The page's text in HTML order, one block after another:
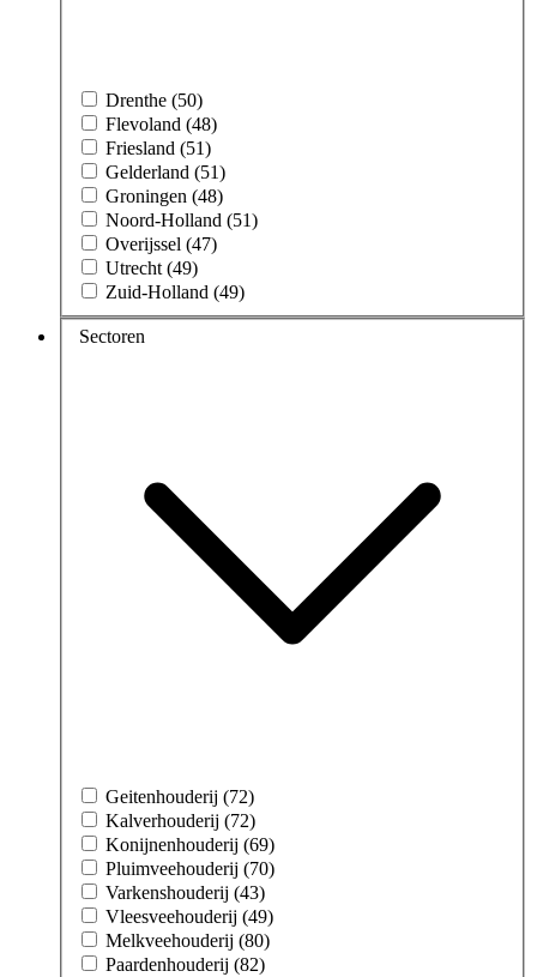
Drenthe (50)
Flevoland (48)
Friesland (51)
Gelderland (51)
Groningen (48)
Noord-Holland (51)
Overijssel (47)
Utrecht (49)
Zuid-Holland (49)
Sectoren
Geitenhouderij (72)
Kalverhouderij (72)
Konijnenhouderij (69)
Pluimveehouderij (70)
Varkenshouderij (43)
Vleesveehouderij (49)
Melkveehouderij (80)
Paardenhouderij (82)